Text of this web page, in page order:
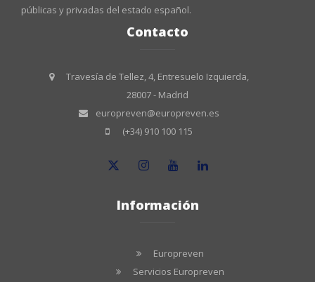
públicas y privadas del estado español.
Contacto
Travesía de Tellez, 4, Entresuelo Izquierda,
28007 - Madrid
europreven@europreven.es
(+34) 910 100 115
Información
Europreven
Servicios Europreven